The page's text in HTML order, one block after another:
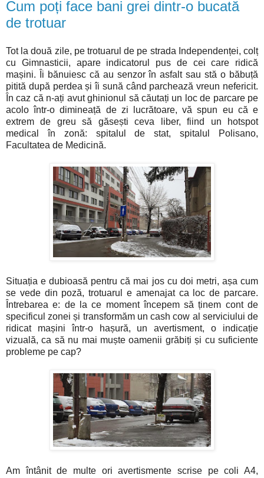
Cum poți face bani grei dintr-o bucată
de trotuar
Tot la două zile, pe trotuarul de pe strada Independenței, colț
cu Gimnasticii, apare indicatorul pus de cei care ridică
mașini. Îi bănuiesc că au senzor în asfalt sau stă o băbuță
pitită după perdea și îi sună când parchează vreun nefericit.
În caz că n-ați avut ghinionul să căutați un loc de parcare pe
acolo într-o dimineață de zi lucrătoare, vă spun eu că e
extrem de greu să găsești ceva liber, fiind un hotspot
medical în zonă: spitalul de stat, spitalul Polisano,
Facultatea de Medicină.
Situația e dubioasă pentru că mai jos cu doi metri, așa cum
se vede din poză, trotuarul e amenajat ca loc de parcare.
Întrebarea e: de la ce moment începem să ținem cont de
specificul zonei și transformăm un cash cow al serviciului de
ridicat mașini într-o hașură, un avertisment, o indicație
vizuală, ca să nu mai muște oamenii grăbiți și cu suficiente
probleme pe cap?
Am întânit de multe ori avertismente scrise pe coli A4,